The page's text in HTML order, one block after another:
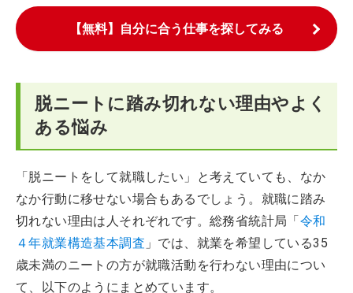
【無料】自分に合う仕事を探してみる
脱ニートに踏み切れない理由やよく
ある悩み
「脱ニートをして就職したい」と考えていても、なか
なか行動に移せない場合もあるでしょう。就職に踏み
切れない理由は人それぞれです。総務省統計局「 令和
４年就業構造基本調査 」では、就業を希望している35
歳未満のニートの方が就職活動を行わない理由につい
て、以下のようにまとめています。